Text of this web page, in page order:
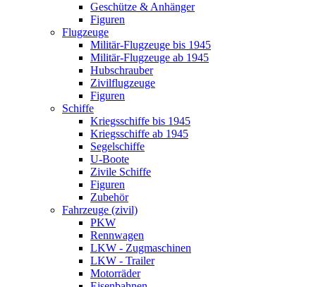
Geschütze & Anhänger
Figuren
Flugzeuge
Militär-Flugzeuge bis 1945
Militär-Flugzeuge ab 1945
Hubschrauber
Zivilflugzeuge
Figuren
Schiffe
Kriegsschiffe bis 1945
Kriegsschiffe ab 1945
Segelschiffe
U-Boote
Zivile Schiffe
Figuren
Zubehör
Fahrzeuge (zivil)
PKW
Rennwagen
LKW - Zugmaschinen
LKW - Trailer
Motorräder